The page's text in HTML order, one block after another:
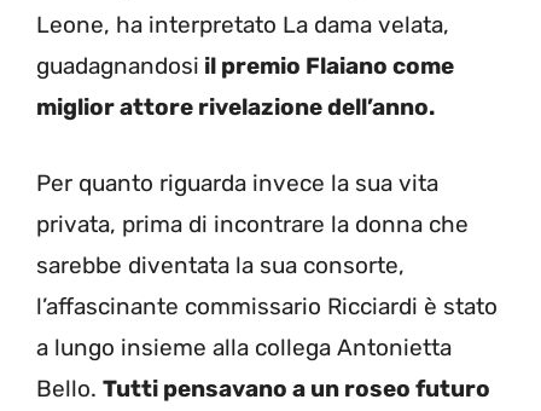
Leone, ha interpretato La dama velata,
guadagnandosi il premio Flaiano come
miglior attore rivelazione dell’anno.
Per quanto riguarda invece la sua vita
privata, prima di incontrare la donna che
sarebbe diventata la sua consorte,
l’affascinante commissario Ricciardi è stato
a lungo insieme alla collega Antonietta
Bello. Tutti pensavano a un roseo futuro